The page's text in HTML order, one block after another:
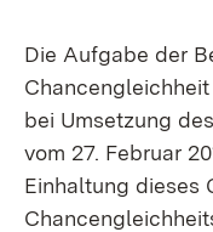
Die Aufgabe der
bei Umsetzung
vom 27. Februar
Einhaltung dieses